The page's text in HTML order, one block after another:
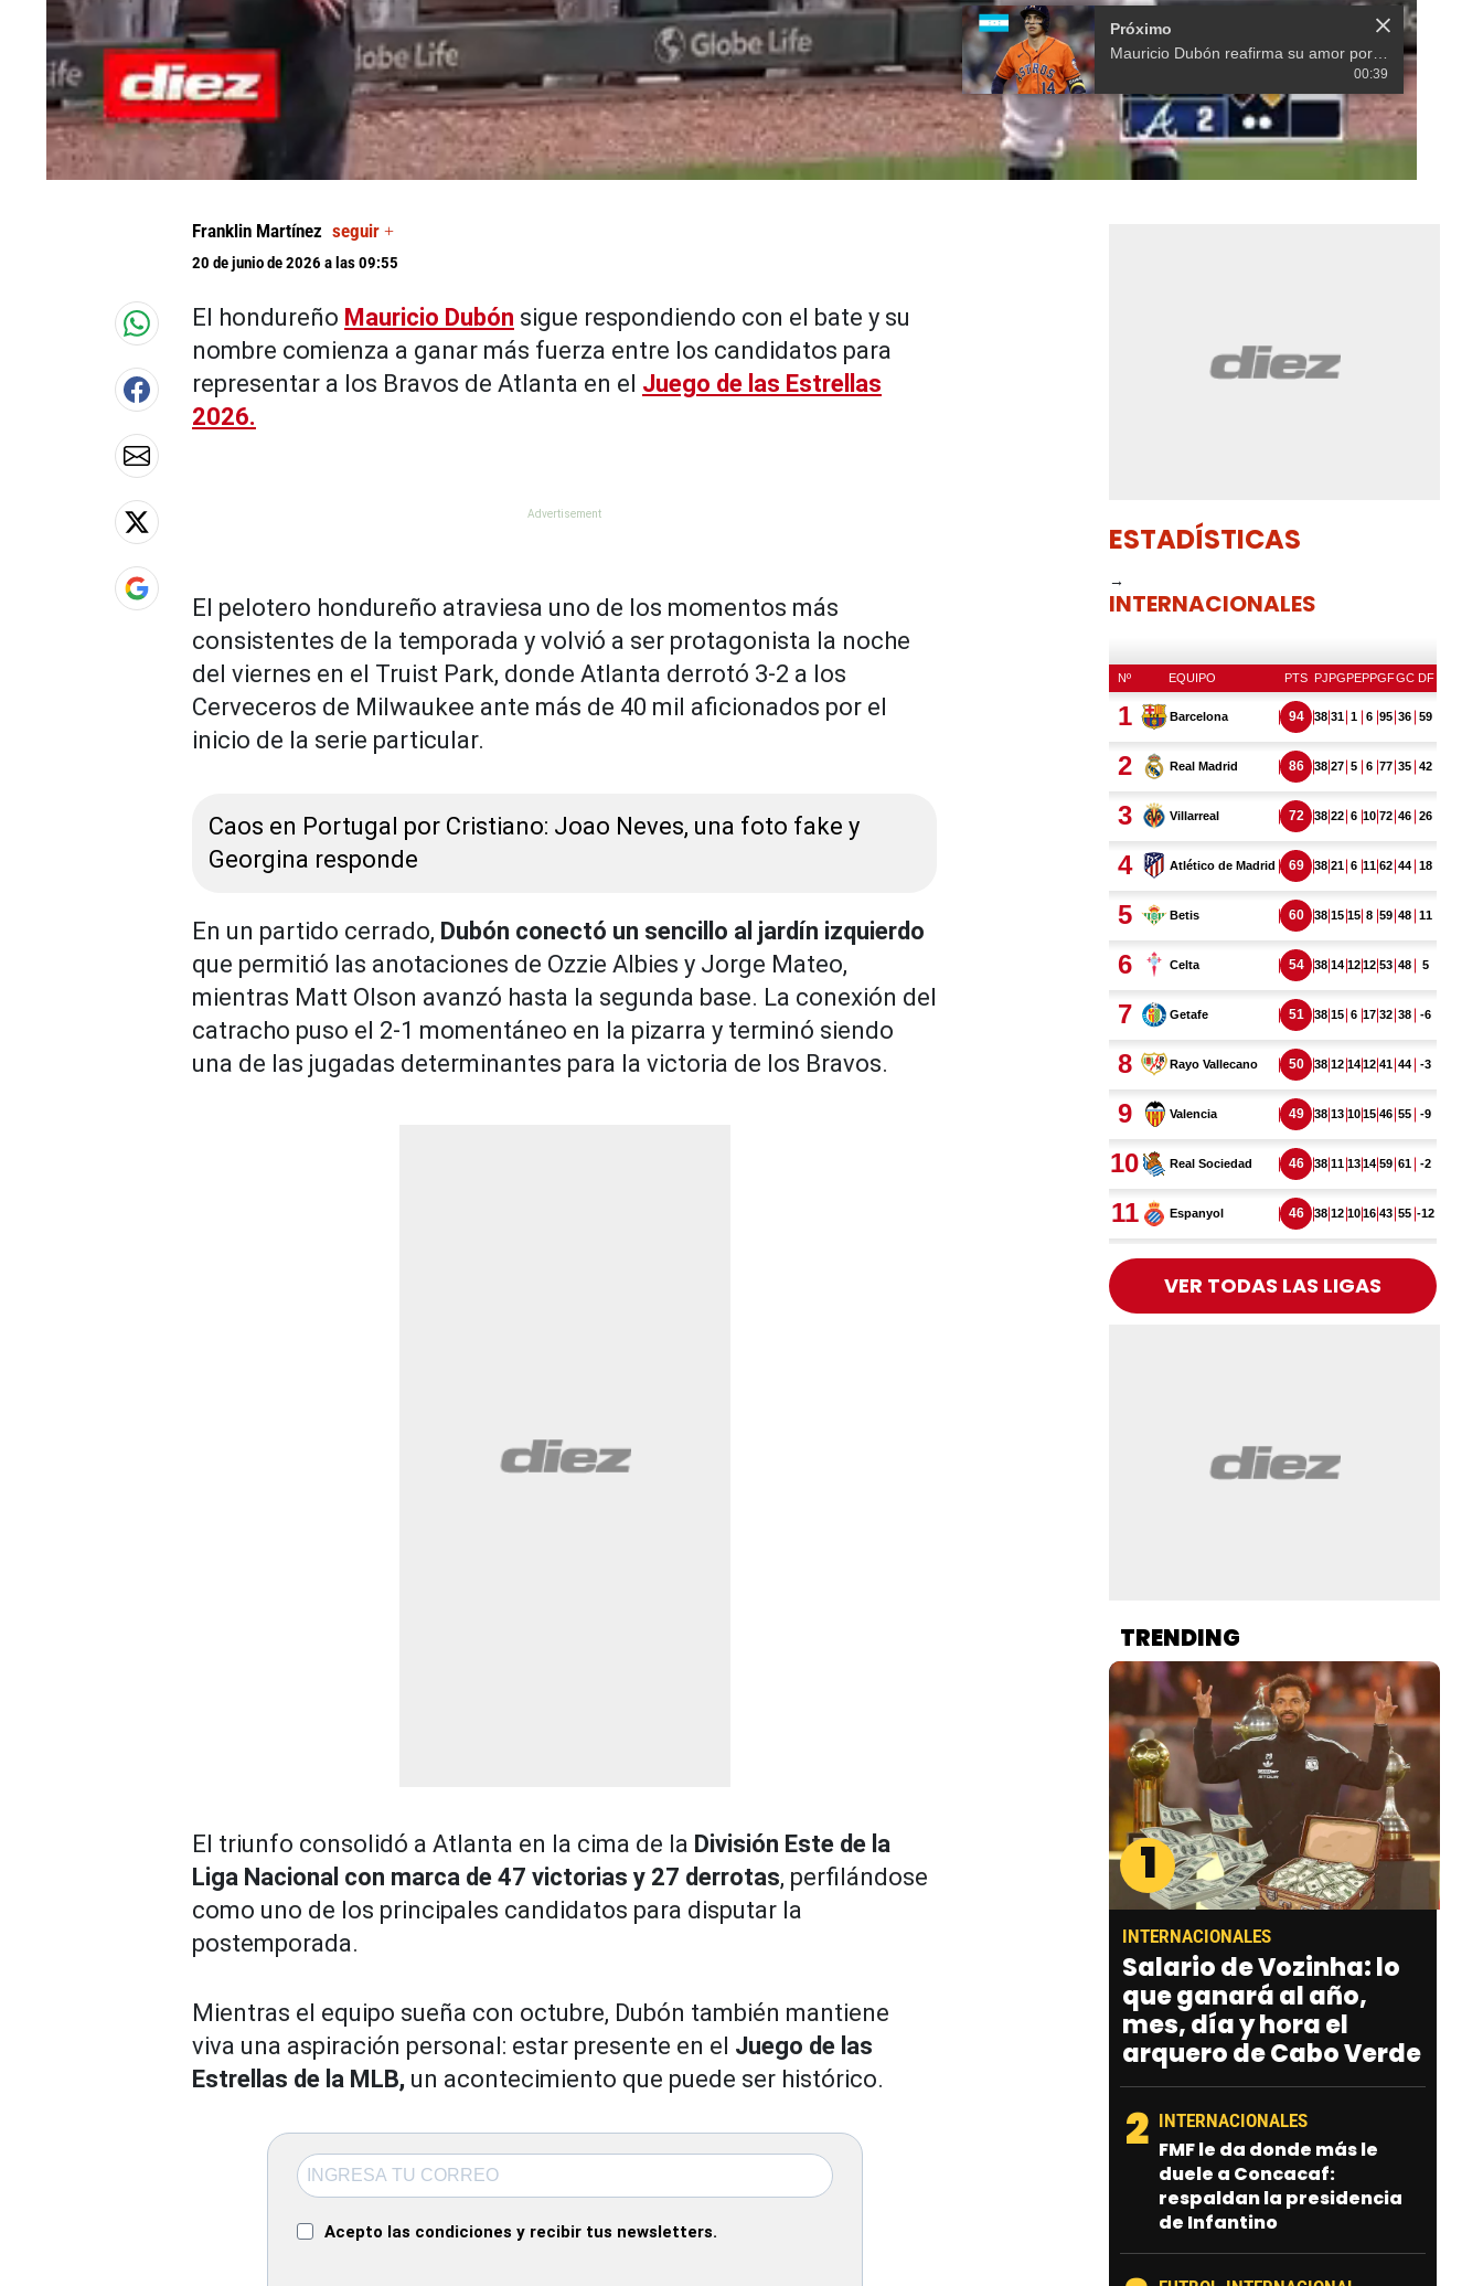
Próximo
00:39
Franklin Martínez seguir +
20 de junio de 2026 a las 09:55
El hondureño Mauricio Dubón sigue respondiendo con el bate y su
nombre comienza a ganar más fuerza entre los candidatos para
representar a los Bravos de Atlanta en el Juego de las Estrellas
2026.
El pelotero hondureño atraviesa uno de los momentos más
consistentes de la temporada y volvió a ser protagonista la noche
del viernes en el Truist Park, donde Atlanta derrotó 3-2 a los
Cerveceros de Milwaukee ante más de 40 mil aficionados por el
inicio de la serie particular.
Caos en Portugal por Cristiano: Joao Neves, una foto fake y
Georgina responde
En un partido cerrado, Dubón conectó un sencillo al jardín izquierdo
que permitió las anotaciones de Ozzie Albies y Jorge Mateo,
mientras Matt Olson avanzó hasta la segunda base. La conexión del
catracho puso el 2-1 momentáneo en la pizarra y terminó siendo
una de las jugadas determinantes para la victoria de los Bravos.
El triunfo consolidó a Atlanta en la cima de la División Este de la
Liga Nacional con marca de 47 victorias y 27 derrotas, perfilándose
como uno de los principales candidatos para disputar la
postemporada.
Mientras el equipo sueña con octubre, Dubón también mantiene
viva una aspiración personal: estar presente en el Juego de las
Estrellas de la MLB, un acontecimiento que puede ser histórico.
Acepto las condiciones y recibir tus newsletters.
ESTADÍSTICAS
→
INTERNACIONALES
VER TODAS LAS LIGAS
TRENDING
1
INTERNACIONALES
Salario de Vozinha: lo
que ganará al año,
mes, día y hora el
arquero de Cabo Verde
2 INTERNACIONALES
FMF le da donde más le
duele a Concacaf:
respaldan la presidencia
de Infantino